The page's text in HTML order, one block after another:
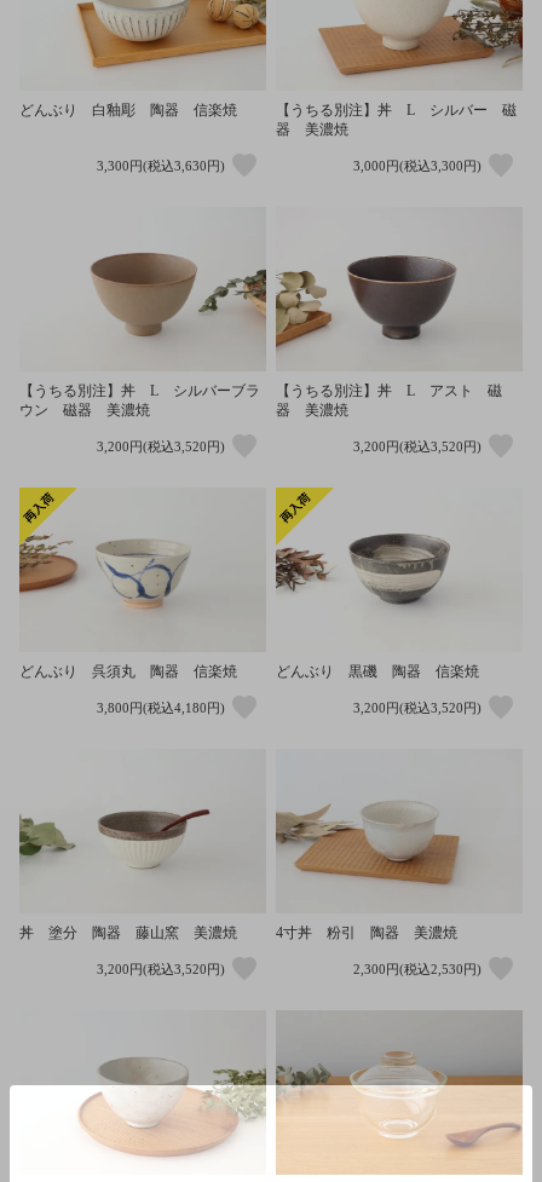
どんぶり 白釉彫 陶器 信楽焼
3,300円(税込3,630円)
【うちる別注】丼 L シルバー 磁
器 美濃焼
3,000円(税込3,300円)
【うちる別注】丼 L シルバーブラ
ウン 磁器 美濃焼
3,200円(税込3,520円)
【うちる別注】丼 L アスト 磁
器 美濃焼
3,200円(税込3,520円)
どんぶり 呉須丸 陶器 信楽焼
3,800円(税込4,180円)
どんぶり 黒磯 陶器 信楽焼
3,200円(税込3,520円)
丼 塗分 陶器 藤山窯 美濃焼
3,200円(税込3,520円)
4寸丼 粉引 陶器 美濃焼
2,300円(税込2,530円)